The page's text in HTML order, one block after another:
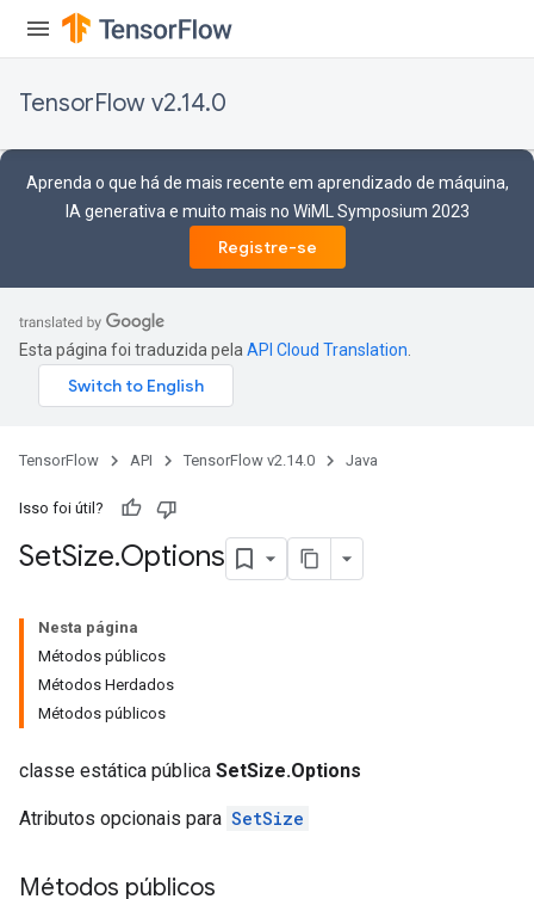
TensorFlow v2.14.0
Aprenda o que há de mais recente em aprendizado de máquina,
IA generativa e muito mais no WiML Symposium 2023
Registre-se
Esta página foi traduzida pela API Cloud Translation
TensorFlow API TensorFlow v2.14.0 Java
Isso foi útil?
SetSize.Options
Nesta página
Métodos públicos
Métodos Herdados
Métodos públicos
classe estática pública SetSize.Options
Atributos opcionais para SetSize
Métodos públicos